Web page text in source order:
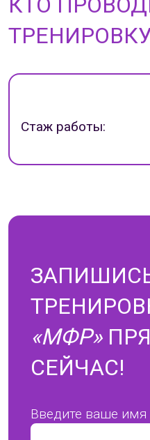
Стаж работы:
«МФР»
СЕЙЧАС!
Введите ваше имя